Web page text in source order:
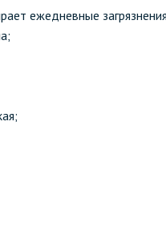
ежедневные